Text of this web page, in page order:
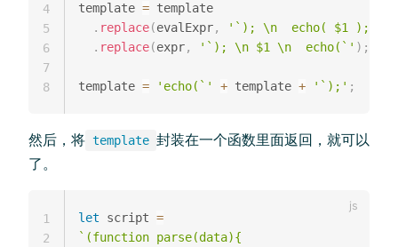
template = template
. replace(evalExpr,
'`); \n  echo( $1 ); \n
. replace(expr, '`); \n $1 \n  echo(`' ) ;
template = 'echo(`' + template + '`);' ;
4
5
6
7
8
然后，将 template 封装在一个函数里面返回，就可以
了。
let script =
` (function parse(data){
1
2